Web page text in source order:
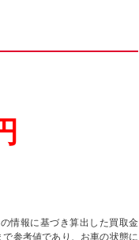
情報に基づき算出した買取金
参考値であり、お車の状態に